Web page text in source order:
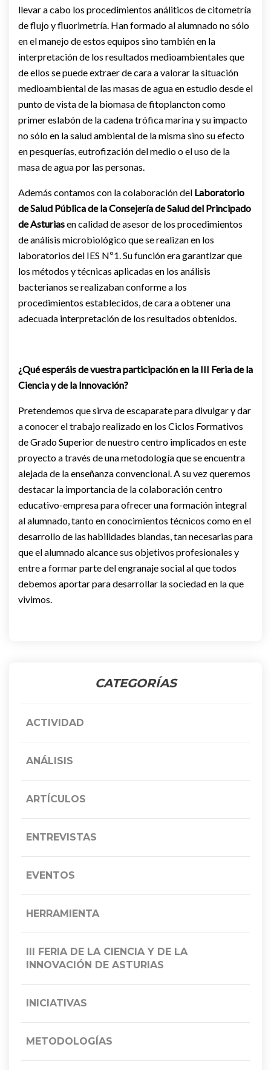
llevar a cabo los procedimientos análiticos de citometría
de flujo y fluorimetría. Han formado al alumnado no sólo
en el manejo de estos equipos sino también en la
interpretación de los resultados medioambientales que
de ellos se puede extraer de cara a valorar la situación
medioambiental de las masas de agua en estudio desde el
punto de vista de la biomasa de fitoplancton como
primer eslabón de la cadena trófica marina y su impacto
no sólo en la salud ambiental de la misma sino su efecto
en pesquerías, eutrofización del medio o el uso de la
masa de agua por las personas.
Además contamos con la colaboración del Laboratorio
de Salud Pública de la Consejería de Salud del Principado
de Asturiasen calidad de asesor de los procedimientos
de análisis microbiológico que se realizan en los
laboratorios del IES Nº1. Su función era garantizar que
los métodos y técnicas aplicadas en los análisis
bacterianos se realizaban conforme a los
procedimientos establecidos, de cara a obtener una
adecuada interpretación de los resultados obtenidos.
¿Qué esperáis de vuestra participación en la III Feria de la
Ciencia y de la Innovación?
Pretendemos que sirva de escaparate para divulgar y dar
a conocer el trabajo realizado en los Ciclos Formativos
de Grado Superior de nuestro centro implicados en este
proyecto a través de una metodología que se encuentra
alejada de la enseñanza convencional. A su vez queremos
destacar la importancia de la colaboración centro
educativo-empresa para ofrecer una formación integral
al alumnado, tanto en conocimientos técnicos como en el
desarrollo de las habilidades blandas, tan necesarias para
que el alumnado alcance sus objetivos profesionales y
entre a formar parte del engranaje social al que todos
debemos aportar para desarrollar la sociedad en la que
vivimos.
CATEGORÍAS
ACTIVIDAD
ANÁLISIS
ARTÍCULOS
ENTREVISTAS
EVENTOS
HERRAMIENTA
III FERIA DE LA CIENCIA Y DE LA
INNOVACIÓN DE ASTURIAS
INICIATIVAS
METODOLOGÍAS